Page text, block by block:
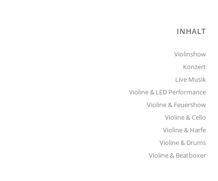
INHALT
Violinshow
Konzert
Live Musik
Violine & LED Performance
Violine & Feuershow
Violine & Cello
Violine & Harfe
Violine & Drums
Violine & Beatboxer